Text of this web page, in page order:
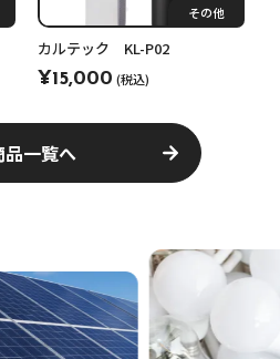
その他
カルテック KL-P02
¥15,000 (税込)
品一覧へ